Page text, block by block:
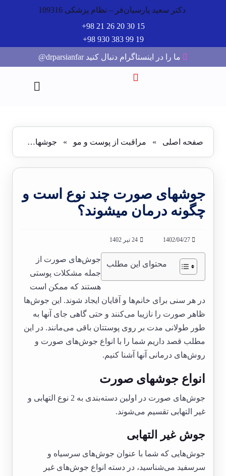
دکتر سعید پارسیان‌فر – نظام پزشکی 109316
15 30 20 26 21 98+
19 99 383 930 98+
ما را در اینستاگرام دنبال کنید drparsianfar@
صفحه اصلی » مراقبت از پوست و مو » جوشهای صورت چند نوع است و چگونه درمان میشوند؟
جوشهای صورت چند نوع است و
چگونه درمان میشوند؟
1402/04/27 24 تیر 1402
محتوای این مطلب
جوش‌های صورت از
جمله مشکلات پوستی
هستند که ممکن است
در هر سنی برای خانم‌ها و آقایان ایجاد شوند. این جوش‌ها
ظاهر صورت را نازیبا می‌کنند و حتی گاهی جای آنها به
طور طولانی مدت بر روی پوستتان باقی می‌مانند. در این
مطلب قصد داریم شما را با انواع جوش‌های صورت و
روش‌های درمانی آنها آشنا کنیم.
انواع جوشهای صورت
جوش‌های صورت در اولین دسته‌بندی به 2 نوع التهابی و
غیر التهابی تقسیم می‌شوند.
جوش غیر التهابی
جوش‌هایی که شما با عنوان جوش‌های سرسیاه و
سرسفید می‌شناسید، در دسته انواع جوش‌های غیر